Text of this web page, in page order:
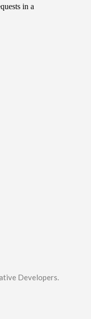
Developers.